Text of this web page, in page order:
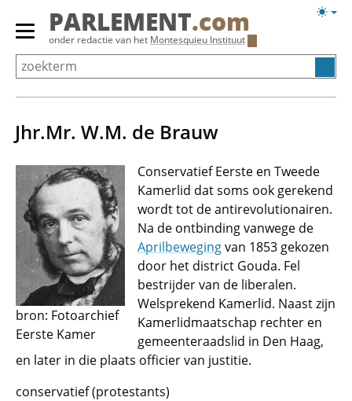
Overslaan
Primair
menu
tonen/verbergen
PARLEMENT.com
onder redactie van het Montesquieu Instituut
Jhr.Mr. W.M. de Brauw
bron: Fotoarchief
Eerste Kamer
Conservatief Eerste en Tweede
Kamerlid dat soms ook gerekend
wordt tot de antirevolutionairen.
Na de ontbinding vanwege de
Aprilbewegingvan 1853 gekozen
door het district Gouda. Fel
bestrijder van de liberalen.
Welsprekend Kamerlid. Naast zijn
Kamerlidmaatschap rechter en
gemeenteraadslid in Den Haag,
en later in die plaats officier van justitie.
conservatief (protestants)